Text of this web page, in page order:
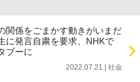
関係をごまかす動きがいまだ
に発言自粛を要求、NHKで
ブーに
2022.07.21 | 社会